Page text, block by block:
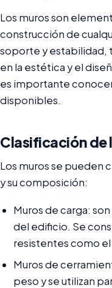
Los muros son
construcción de
soporte y estabilidad,
en la estética y el
es importante
disponibles.
Clasificación de
Los muros se pueden
y su composición:
Muros de carga:
del edificio. Se
resistentes como
Muros de
peso y se utilizan